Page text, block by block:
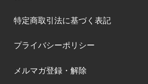
特定商取引法に基づく表記
プライバシーポリシー
メルマガ登録・解除